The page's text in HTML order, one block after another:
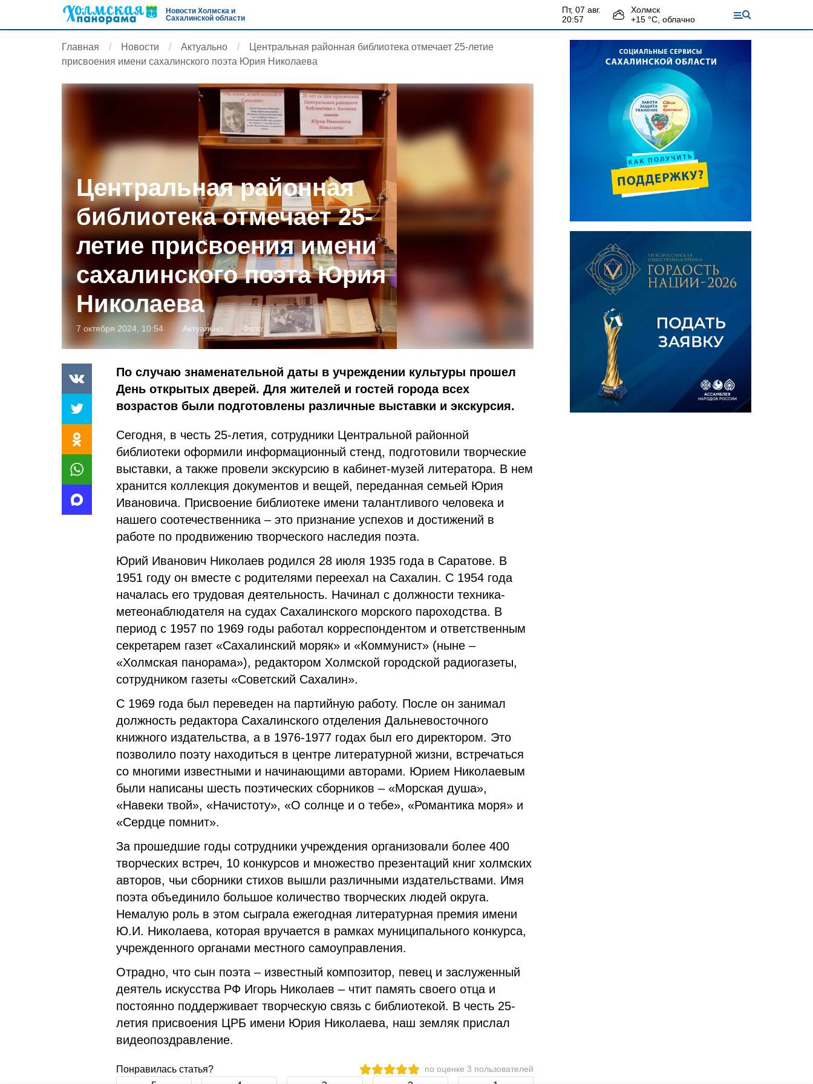
Новости Холмска и
Сахалинской области
пт, 07 авг.
20:57
Холмск
+15 °С, облачно
Главная Новости Актуально
Центральная районная библиотека отмечает 25-летие
присвоения имени сахалинского поэта Юрия Николаева
Центральная районная
библиотека отмечает 25-
летие присвоения имени
сахалинского поэта Юрия
Николаева
7 октября 2024, 10:54 Актуально Фото:
По случаю знаменательной даты в учреждении культуры прошел
День открытых дверей. Для жителей и гостей города всех
возрастов были подготовлены различные выставки и экскурсия.
Сегодня, в честь 25-летия, сотрудники Центральной районной
библиотеки оформили информационный стенд, подготовили творческие
выставки, а также провели экскурсию в кабинет-музей литератора. В нем
хранится коллекция документов и вещей, переданная семьей Юрия
Ивановича. Присвоение библиотеке имени талантливого человека и
нашего соотечественника – это признание успехов и достижений в
работе по продвижению творческого наследия поэта.
Юрий Иванович Николаев родился 28 июля 1935 года в Саратове. В
1951 году он вместе с родителями переехал на Сахалин. С 1954 года
началась его трудовая деятельность. Начинал с должности техника-
метеонаблюдателя на судах Сахалинского морского пароходства. В
период с 1957 по 1969 годы работал корреспондентом и ответственным
секретарем газет «Сахалинский моряк» и «Коммунист» (ныне –
«Холмская панорама»), редактором Холмской городской радиогазеты,
сотрудником газеты «Советский Сахалин».
С 1969 года был переведен на партийную работу. После он занимал
должность редактора Сахалинского отделения Дальневосточного
книжного издательства, а в 1976-1977 годах был его директором. Это
позволило поэту находиться в центре литературной жизни, встречаться
со многими известными и начинающими авторами. Юрием Николаевым
были написаны шесть поэтических сборников – «Морская душа»,
«Навеки твой», «Начистоту», «О солнце и о тебе», «Романтика моря» и
«Сердце помнит».
За прошедшие годы сотрудники учреждения организовали более 400
творческих встреч, 10 конкурсов и множество презентаций книг холмских
авторов, чьи сборники стихов вышли различными издательствами. Имя
поэта объединило большое количество творческих людей округа.
Немалую роль в этом сыграла ежегодная литературная премия имени
Ю.И. Николаева, которая вручается в рамках муниципального конкурса,
учрежденного органами местного самоуправления.
Отрадно, что сын поэта – известный композитор, певец и заслуженный
деятель искусства РФ Игорь Николаев – чтит память своего отца и
постоянно поддерживает творческую связь с библиотекой. В честь 25-
летия присвоения ЦРБ имени Юрия Николаева, наш земляк прислал
видеопоздравление.
Понравилась статья? по оценке 3 пользователей